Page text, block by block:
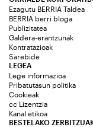
Ezagutu BERRIA Taldea
BERRIA berri bloga
Publizitatea
Galdera-erantzunak
Kontratazioak
Sarebide
LEGEA
Lege informazioa
Pribatutasun politika
Cookieak
cc Lizentzia
Kanal etikoa
BESTELAKO